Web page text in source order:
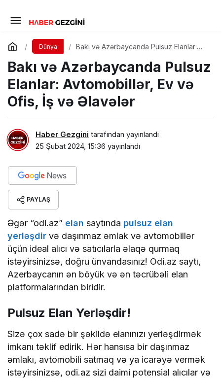
Dünya
Bakı və Azərbaycanda Pulsuz Elanlar:
Bakı və Azərbaycanda Pulsuz
Elanlar: Avtomobillər, Ev və
Ofis, İş və Əlavələr
Haber Gezgini tarafından yayınlandı
25 Şubat 2024, 15:36 yayınlandı
PAYLAŞ
Əgər “odi.az” elan saytında pulsuz elan
yerləşdir və daşınmaz əmlak və avtomobillər
üçün ideal alıcı və satıcılarla əlaqə qurmaq
istəyirsinizsə, doğru ünvandasınız! Odi.az saytı,
Azerbaycanın ən böyük və ən təcrübəli elan
platformalarından biridir.
Pulsuz Elan Yerləşdir!
Sizə çox sadə bir şəkildə elanınızı yerləşdirmək
imkanı təklif edirik. Hər hansısa bir daşınmaz
əmlakı, avtomobili satmaq və ya icarəyə vermək
istəyirsinizsə, odi.az sizi daimi potensial alıcılar və